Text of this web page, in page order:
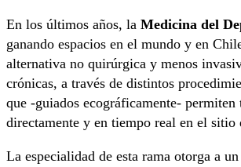
En los últimos años, la Medicina del
ganando espacios en el mundo y en
alternativa no quirúrgica y menos
crónicas, a través de distintos
que -guiados ecográficamente- permiten
directamente y en tiempo real en el sitio
La especialidad de esta rama otorga a